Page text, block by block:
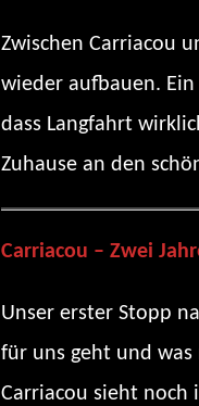
Zwischen Carriacou
wieder aufbauen.
dass Langfahrt
Zuhause an den
Carriacou – Zwei
Unser erster Stopp
für uns geht und was
Carriacou sieht noch